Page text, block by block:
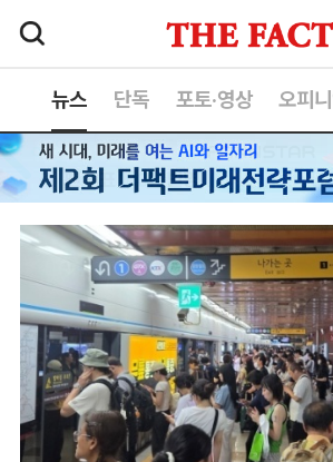
뉴스 단독 포토·영상 오피